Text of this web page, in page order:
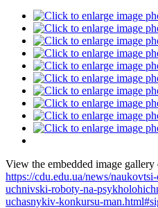
View the embedded image gallery
https://cdu.edu.ua/news/
uchnivski-roboty-na-
uchasnykiv-konkursu-